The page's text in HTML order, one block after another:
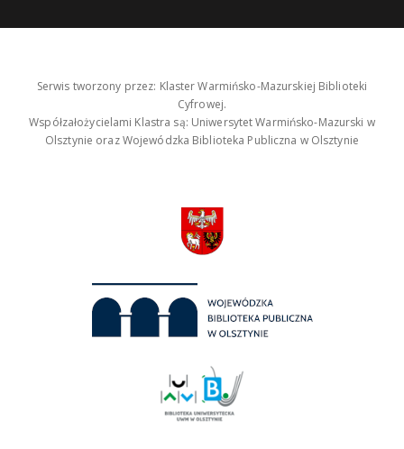
Serwis tworzony przez: Klaster Warmińsko-Mazurskiej Biblioteki
Cyfrowej.
Współzałożycielami Klastra są: Uniwersytet Warmińsko-Mazurski w
Olsztynie oraz Wojewódzka Biblioteka Publiczna w Olsztynie